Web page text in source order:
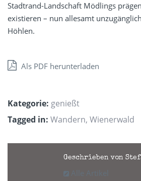
Stadtrand-Landschaft Mödlings
existieren – nun allesamt
Höhlen.
Als PDF herunterladen
Kategorie: genießt
Tagged in: Wandern, Wienerwald
Geschrieben von
Alle Artikel